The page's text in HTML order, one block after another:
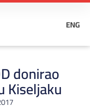
ENG
donirao
Kiseljaku